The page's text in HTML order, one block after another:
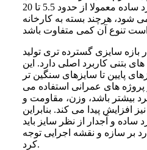
شود. سایزهای رایج میلگرد ساده معمولا از حدود 5.5 تا 20
شود، هرچند بسته به کارخانه
بازه سایزی گسترده تری تولید
بتنی کاربرد اصلی دارد. این
پایین تا سایزهای سنگین تر
متر در پروژه های عمرانی استفاده می
بیشتر باشد، وزن، مقاومت و
افزایش پیدا می کند. بنابراین
و آجدار از نظر سایز باید
بر سازه و نقشه اجرایی توجه
کرد.